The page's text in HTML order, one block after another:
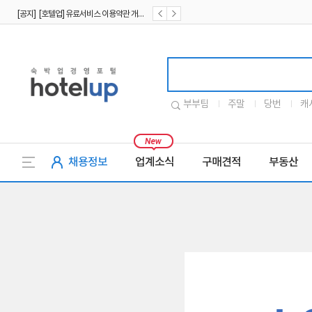
부부팀 주말 당번 캐
채용정보 업계소식 구매견적 부동산